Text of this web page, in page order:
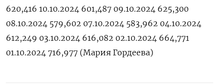
620,416 10.10.2024 601,487 09.10.2024 625,300
08.10.2024 579,602 07.10.2024 583,962 04.10.2024
612,249 03.10.2024 616,082 02.10.2024 664,771
01.10.2024 716,977 (Мария Гордеева)